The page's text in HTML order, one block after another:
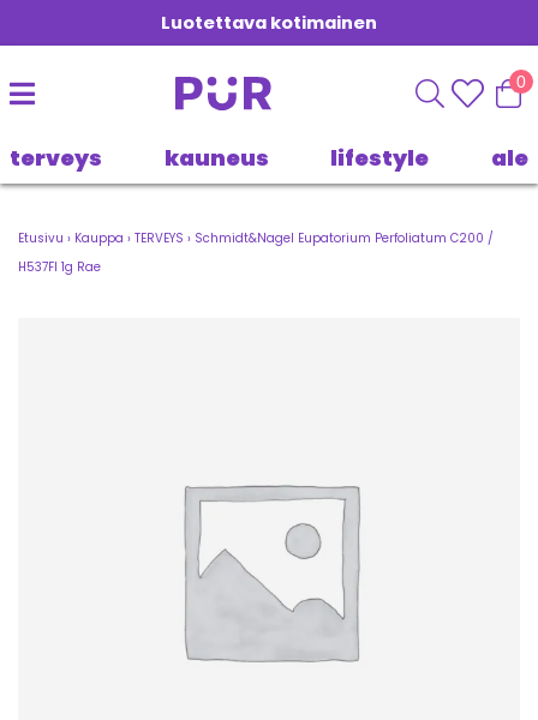
Luotettava kotimainen
0
terveys kauneus lifestyle ale
Etusivu › Kauppa › TERVEYS › Schmidt&Nagel Eupatorium Perfoliatum C200 /
H537FI 1g Rae